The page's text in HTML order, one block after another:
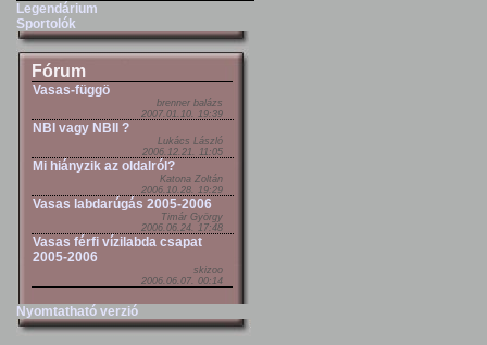
Legendárium
Sportolók
Fórum
Vasas-függö
brenner balázs
2007.01.10. 19:39
NBI vagy NBII ?
Lukács László
2006.12.21. 11:05
Mi hiányzik az oldalról?
Katona Zoltán
2006.10.28. 19:29
Vasas labdarúgás 2005-2006
Timár György
2006.06.24. 17:48
Vasas férfi vízilabda csapat
2005-2006
skizoo
2006.06.07. 00:14
Nyomtatható verzió